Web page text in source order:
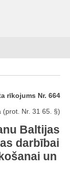
rīkojums Nr. 664
(prot. Nr. 31 65. §)
Baltijas
darbībai
un